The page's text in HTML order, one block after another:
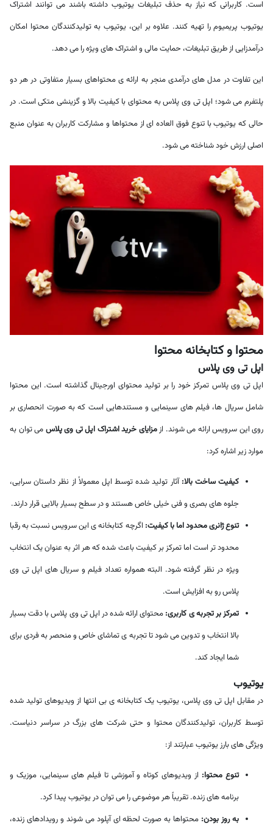
است. کاربرانی که نیاز به حذف تبلیغات یوتیوب داشته باشند می توانند اشتراک
یوتیوب پریمیوم را تهیه کنند. علاوه بر این، یوتیوب به تولیدکنندگان محتوا امکان
درآمدزایی از طریق تبلیغات، حمایت مالی و اشتراک های ویژه را می دهد.
این تفاوت در مدل های درآمدی منجر به ارائه ی محتواهای بسیار متفاوتی در هر دو
پلتفرم می شود؛ اپل تی وی پلاس به محتوای با کیفیت بالا و گزینشی متکی است. در
حالی که یوتیوب با تنوع فوق العاده ای از محتواها و مشارکت کاربران به عنوان منبع
اصلی ارزش خود شناخته می شود.
محتوا و کتابخانه محتوا
اپل تی وی پلاس
اپل تی وی پلاس تمرکز خود را بر تولید محتوای اورجینال گذاشته است. این محتوا
شامل سریال ها، فیلم های سینمایی و مستندهایی است که به صورت انحصاری بر
روی این سرویس ارائه می شوند. ازمزایای خرید اشتراک اپل تی وی پلاس می توان به
موارد زیر اشاره کرد:
کیفیت ساخت بالا:آثار تولید شده توسط اپل معمولاً از نظر داستان سرایی،
جلوه های بصری و فنی خیلی خاص هستند و در سطح بسیار بالایی قرار دارند.
تنوع ژانری محدود اما با کیفیت: اگرچه کتابخانه ی این سرویس نسبت به رقبا
محدود تر است اما تمرکز بر کیفیت باعث شده که هر اثر به عنوان یک انتخاب
ویژه در نظر گرفته شود. البته همواره تعداد فیلم و سریال های اپل تی وی
پلاس رو به افزایش است.
تمرکز بر تجربه ی کاربری: محتوای ارائه شده در اپل تی وی پلاس با دقت بسیار
بالا انتخاب و تدوین می شود تا تجربه ی تماشای خاص و منحصر به فردی برای
شما ایجاد کند.
یوتیوب
در مقابل اپل تی وی پلاس، یوتیوب یک کتابخانه ی بی انتها از ویدیوهای تولید شده
توسط کاربران، تولیدکنندگان محتوا و حتی شرکت های بزرگ در سراسر دنیاست.
ویژگی های بارز یوتیوب عبارتند از:
تنوع محتوا: از ویدیوهای کوتاه و آموزشی تا فیلم های سینمایی، موزیک و
برنامه های زنده. تقریباً هر موضوعی را می توان در یوتیوب پیدا کرد.
به روز بودن: محتواها به صورت لحظه ای آپلود می شوند و رویدادهای زنده،